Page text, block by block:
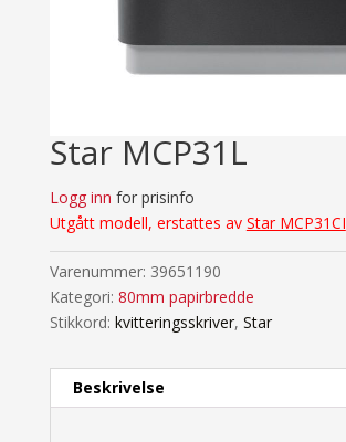
Star MCP31L
Logg inn for prisinfo
Utgått modell, erstattes av Star MCP31CI
Varenummer: 39651190
Kategori: 80mm papirbredde
Stikkord: kvitteringsskriver, Star
Beskrivelse